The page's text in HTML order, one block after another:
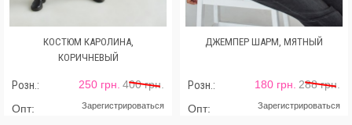
КОСТЮМ КАРОЛИНА,
КОРИЧНЕВЫЙ
Розн.: 250 грн. 400 грн.
Опт:
Зарегистрироваться
ДЖЕМПЕР ШАРМ, МЯТНЫЙ
Розн.: 180 грн. 288 грн.
Опт:
Зарегистрироваться